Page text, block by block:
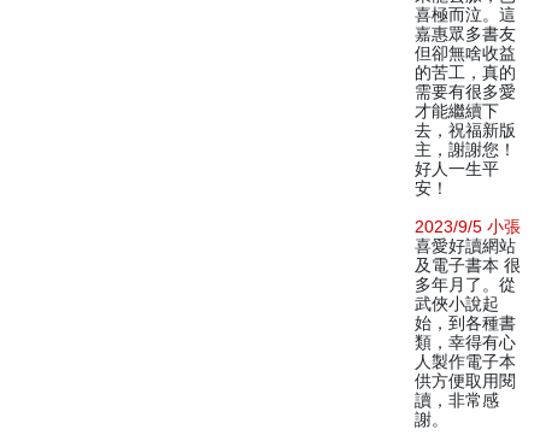
喜極而泣。這
嘉惠眾多書友
但卻無啥收益
的苦工，真的
需要有很多愛
才能繼續下
去，祝福新版
主，謝謝您！
好人一生平
安！
2023/9/5 小張
喜愛好讀網站
及電子書本 很
多年月了。從
武俠小說起
始，到各種書
類，幸得有心
人製作電子本
供方便取用閱
讀，非常感
謝。